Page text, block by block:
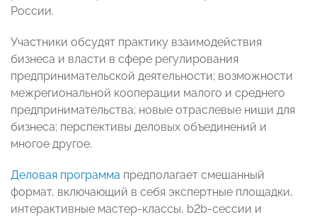
России.
Участники обсудят практику взаимодействия
бизнеса и власти в сфере регулирования
предпринимательской деятельности; возможности
межрегиональной кооперации малого и среднего
предпринимательства; новые отраслевые ниши для
бизнеса; перспективы деловых объединений и
многое другое.
Деловая программа предполагает смешанный
формат, включающий в себя экспертные площадки,
интерактивные мастер-классы, b2b-сессии и